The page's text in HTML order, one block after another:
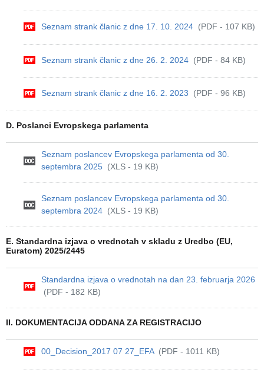
Seznam strank članic z dne 17. 10. 2024 (PDF - 107 KB)
Seznam strank članic z dne 26. 2. 2024 (PDF - 84 KB)
Seznam strank članic z dne 16. 2. 2023 (PDF - 96 KB)
D. Poslanci Evropskega parlamenta
Seznam poslancev Evropskega parlamenta od 30.
septembra 2025 (XLS - 19 KB)
Seznam poslancev Evropskega parlamenta od 30.
septembra 2024 (XLS - 19 KB)
E. Standardna izjava o vrednotah v skladu z Uredbo (EU,
Euratom) 2025/2445
Standardna izjava o vrednotah na dan 23. februarja 2026
(PDF - 182 KB)
II. DOKUMENTACIJA ODDANA ZA REGISTRACIJO
00_Decision_2017 07 27_EFA (PDF - 1011 KB)